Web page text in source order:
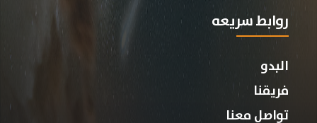
روابط سريعه
البدو
فريقنا
تواصل معنا